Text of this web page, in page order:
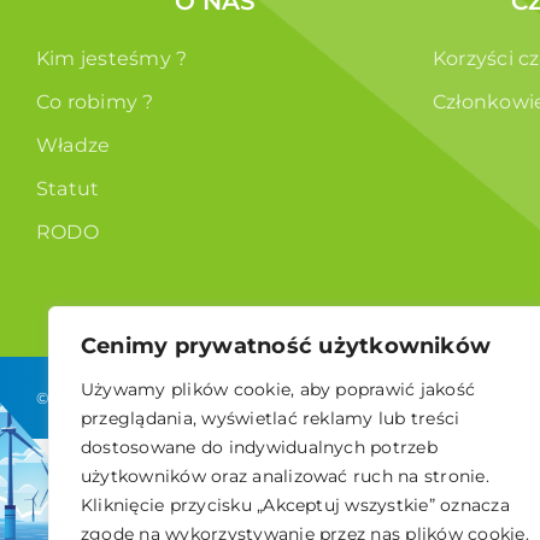
Cenimy prywatność użytkowników
Używamy plików cookie, aby poprawić jakość
przeglądania, wyświetlać reklamy lub treści
dostosowane do indywidualnych potrzeb
użytkowników oraz analizować ruch na stronie.
Kliknięcie przycisku „Akceptuj wszystkie” oznacza
zgodę na wykorzystywanie przez nas plików cookie.
Kim jesteśmy ?
Co robimy ?
Władze
Statut
RODO
Korzyści
© 2026 Polskie Stowarzyszenie Energetyki Wiatrowej